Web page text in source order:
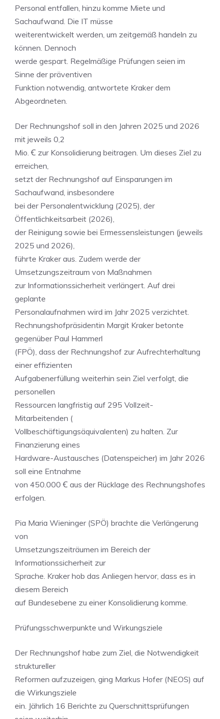
Personal entfallen, hinzu komme Miete und
Sachaufwand. Die IT müsse
weiterentwickelt werden, um zeitgemäß handeln zu
können. Dennoch
werde gespart. Regelmäßige Prüfungen seien im
Sinne der präventiven
Funktion notwendig, antwortete Kraker dem
Abgeordneten.
Der Rechnungshof soll in den Jahren 2025 und 2026
mit jeweils 0,2
Mio. Ꞓ zur Konsolidierung beitragen. Um dieses Ziel zu
erreichen,
setzt der Rechnungshof auf Einsparungen im
Sachaufwand, insbesondere
bei der Personalentwicklung (2025), der
Öffentlichkeitsarbeit (2026),
der Reinigung sowie bei Ermessensleistungen (jeweils
2025 und 2026),
führte Kraker aus. Zudem werde der
Umsetzungszeitraum von Maßnahmen
zur Informationssicherheit verlängert. Auf drei
geplante
Personalaufnahmen wird im Jahr 2025 verzichtet.
Rechnungshofpräsidentin Margit Kraker betonte
gegenüber Paul Hammerl
(FPÖ), dass der Rechnungshof zur Aufrechterhaltung
einer effizienten
Aufgabenerfüllung weiterhin sein Ziel verfolgt, die
personellen
Ressourcen langfristig auf 295 Vollzeit-
Mitarbeitenden (
Vollbeschäftigungsäquivalenten) zu halten. Zur
Finanzierung eines
Hardware-Austausches (Datenspeicher) im Jahr 2026
soll eine Entnahme
von 450.000 Ꞓ aus der Rücklage des Rechnungshofes
erfolgen.
Pia Maria Wieninger (SPÖ) brachte die Verlängerung
von
Umsetzungszeiträumen im Bereich der
Informationssicherheit zur
Sprache. Kraker hob das Anliegen hervor, dass es in
diesem Bereich
auf Bundesebene zu einer Konsolidierung komme.
Prüfungsschwerpunkte und Wirkungsziele
Der Rechnungshof habe zum Ziel, die Notwendigkeit
struktureller
Reformen aufzuzeigen, ging Markus Hofer (NEOS) auf
die Wirkungsziele
ein. Jährlich 16 Berichte zu Querschnittsprüfungen